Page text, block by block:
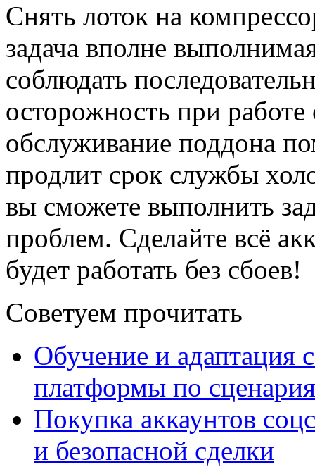
Снять лоток на
задача вполне
соблюдать
осторожность при
обслуживание поддона
продлит срок службы
вы сможете выполнить
проблем. Сделайте всё
будет работать без сбоев!
Советуем прочитать
Обучение и адаптация
платформы по
Покупка аккаунтов
и безопасной сделки